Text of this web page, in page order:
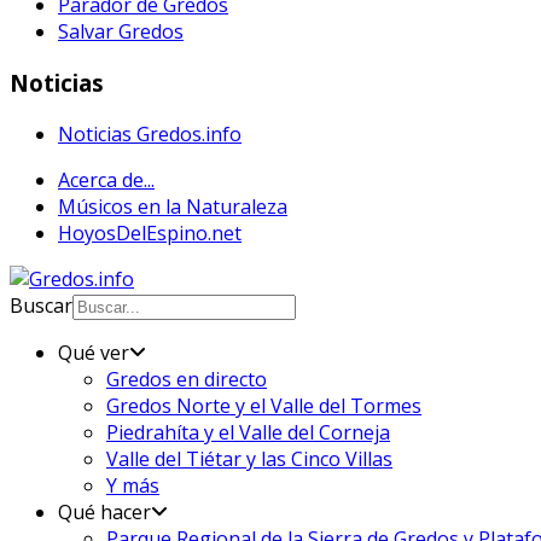
Salvar Gredos
Noticias
Noticias Gredos.info
Acerca de...
Músicos en la Naturaleza
HoyosDelEspino.net
Buscar
Qué ver
Gredos en directo
Gredos Norte y el Valle del Tormes
Piedrahíta y el Valle del Corneja
Valle del Tiétar y las Cinco Villas
Y más
Qué hacer